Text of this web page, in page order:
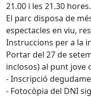
21.00 i les 21.30 hores.
El parc disposa de
espectacles en viu,
Instruccions per a la
Portar del 27 de
inclosos) al punt jove
- Inscripció
- Fotocòpia del DNI